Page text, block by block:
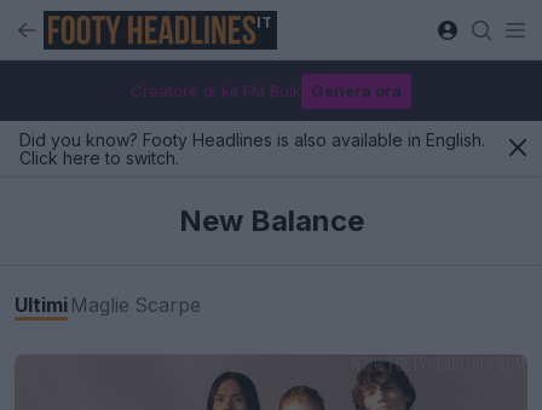
IT
Creatore di kit FM Bulk Genera ora
Did you know? Footy Headlines is also available in English.
Click here to switch.
New Balance
Ultimi Maglie Scarpe